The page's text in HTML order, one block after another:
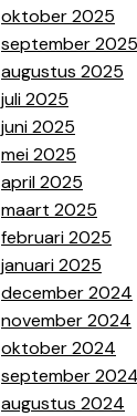
oktober 2025
september 2025
augustus 2025
juli 2025
juni 2025
mei 2025
april 2025
maart 2025
februari 2025
januari 2025
december 2024
november 2024
oktober 2024
september 2024
augustus 2024